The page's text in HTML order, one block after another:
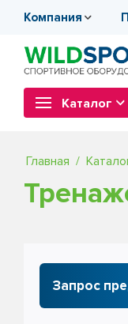
Компания
Каталог
Главная
Запрос